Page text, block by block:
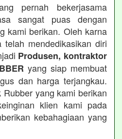
pernah bekerjasama
sangat puas dengan
kami berikan. Oleh karna
mendedikasikan diri
Produsen, kontraktor
yang siap membuat
dan harga terjangkau.
yang kami berikan
klien kami pada
kebahagiaan yang